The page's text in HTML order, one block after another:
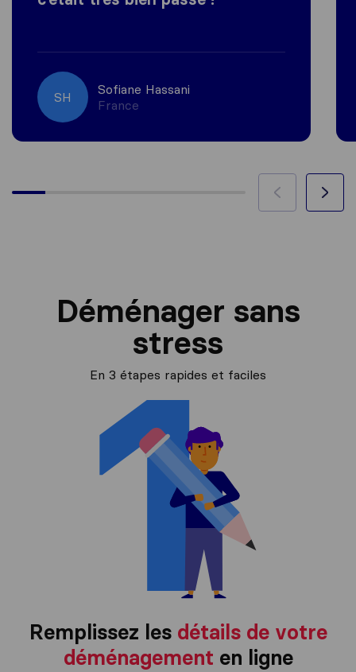
SH
Sofiane Hassani
France
Déménager sans
stress
En 3 étapes rapides et faciles
Remplissez les détails de votre
déménagement en ligne